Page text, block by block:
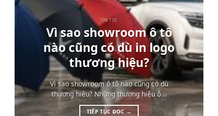
TIN TỨC
Vì sao showroom ô tô
nào cũng có dù in logo
thương hiệu?
Vì sao showroom ô tô nào cũng có dù
thương hiệu? Những thương hiệu ô...
TIẾP TỤC ĐỌC →